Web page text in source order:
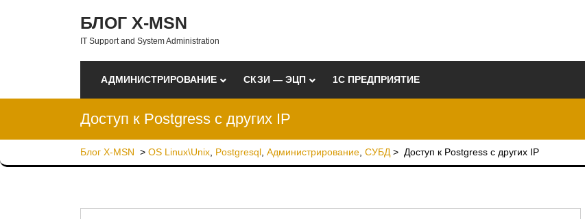
БЛОГ X-MSN
IT Support and System Administration
АДМИНИСТРИРОВАНИЕ СКЗИ — ЭЦП 1C ПРЕДПРИЯТИЕ
Доступ к Postgress с других IP
Блог X-MSN > OS Linux\Unix Postgresql Администрирование СУБД > Доступ к Postgress с других IP